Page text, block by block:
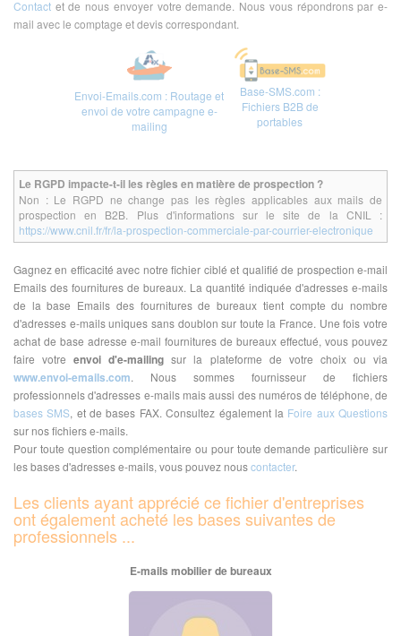
Contact et de nous envoyer votre demande. Nous vous répondrons par e-
mail avec le comptage et devis correspondant.
Envoi-Emails.com : Routage et
envoi de votre campagne e-
mailing
Base-SMS.com :
Fichiers B2B de
portables
Le RGPD impacte-t-il les règles en matière de prospection ?
Non : Le RGPD ne change pas les règles applicables aux mails de
prospection en B2B. Plus d'informations sur le site de la CNIL :
https://www.cnil.fr/fr/la-prospection-commerciale-par-courrier-electronique
Gagnez en efficacité avec notre fichier ciblé et qualifié de prospection e-mail
Emails des fournitures de bureaux. La quantité indiquée d'adresses e-mails
de la base Emails des fournitures de bureaux tient compte du nombre
d'adresses e-mails uniques sans doublon sur toute la France. Une fois votre
achat de base adresse e-mail fournitures de bureaux effectué, vous pouvez
faire votreenvoi d'e-mailing sur la plateforme de votre choix ou via
www.envoi-emails.com. Nous sommes fournisseur de fichiers
professionnels d'adresses e-mails mais aussi des numéros de téléphone, de
bases SMS, et de bases FAX. Consultez également la Foire aux Questions
sur nos fichiers e-mails.
Pour toute question complémentaire ou pour toute demande particulière sur
les bases d'adresses e-mails, vous pouvez nouscontacter.
Les clients ayant apprécié ce fichier d'entreprises
ont également acheté les bases suivantes de
professionnels ...
E-mails mobilier de bureaux